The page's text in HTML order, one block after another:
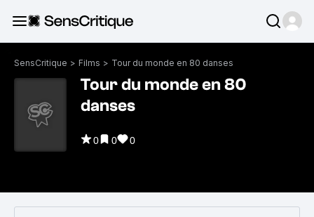
SensCritique > Films > Tour du monde en 80 danses
Tour du monde en 80
danses
0 0 0